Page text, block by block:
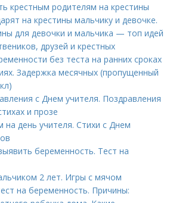
крестным родителям на крестины
на крестины мальчику и девочке.
для девочки и мальчика — топ идей
друзей и крестных
без теста на ранних сроках
Задержка месячных (пропущенный
с Днем учителя. Поздравления
и прозе
на день учителя. Стихи с Днем
беременность. Тест на
2 лет. Игры с мячом
на беременность. Причины: